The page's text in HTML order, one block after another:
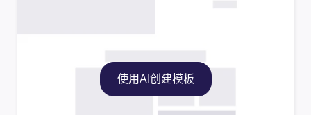
使用AI创建模板